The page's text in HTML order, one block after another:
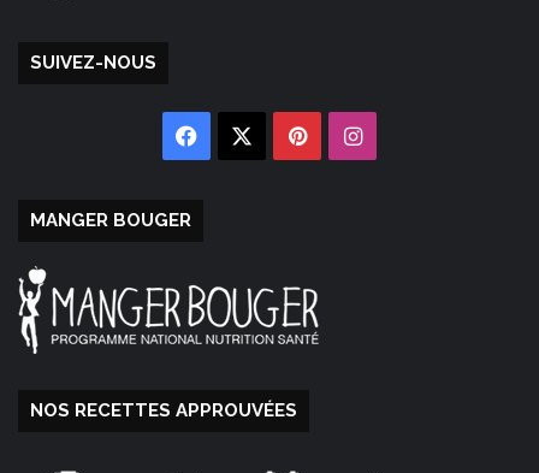
SUIVEZ-NOUS
Facebook PinterestInstagram
MANGER BOUGER
NOS RECETTES APPROUVÉES